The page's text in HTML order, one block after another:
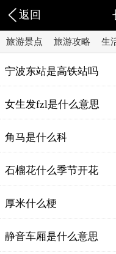
返回
旅游景点 旅游攻略 生
宁波东站是高铁站吗
女生发fzl是什么意思
角马是什么科
石榴花什么季节开花
厚米什么梗
静音车厢是什么意思